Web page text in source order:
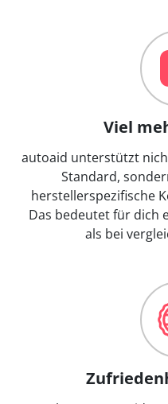
Viel
autoaid unterstützt
Standard,
herstellerspezifische
Das bedeutet für dich
als bei